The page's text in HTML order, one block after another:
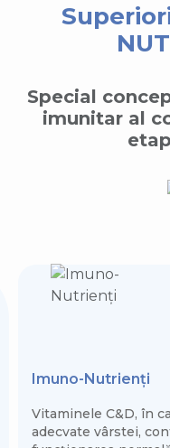
Special
imunitar al
Imuno-Nutrienți
Vitaminele C&D, în
adecvate vârstei,